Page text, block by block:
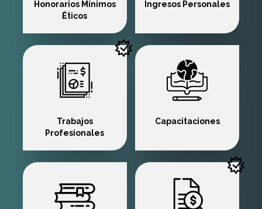
Trabajos
Profesionales
Capacitaciones
Materiales de Cursos Origen de Fondos